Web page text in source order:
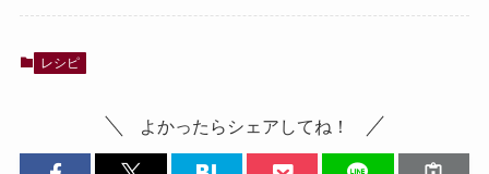
レシピ
よかったらシェアしてね！